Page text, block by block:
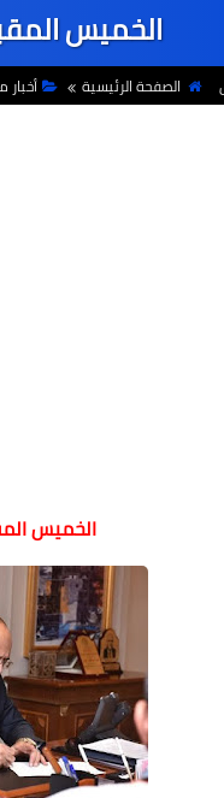
الخميس
الصفحة الرئيسية أخبار
الخميس